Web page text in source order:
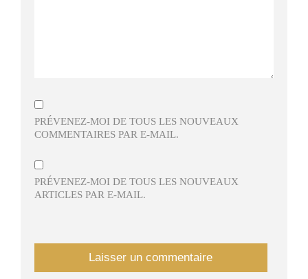
PRÉVENEZ-MOI DE TOUS LES NOUVEAUX
COMMENTAIRES PAR E-MAIL.
PRÉVENEZ-MOI DE TOUS LES NOUVEAUX
ARTICLES PAR E-MAIL.